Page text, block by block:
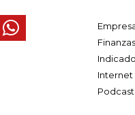
Finanzas
Internet
Podcast